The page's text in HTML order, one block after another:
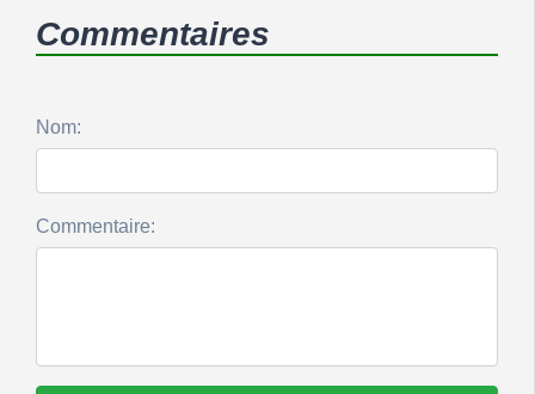
Commentaires
Nom:
Commentaire: